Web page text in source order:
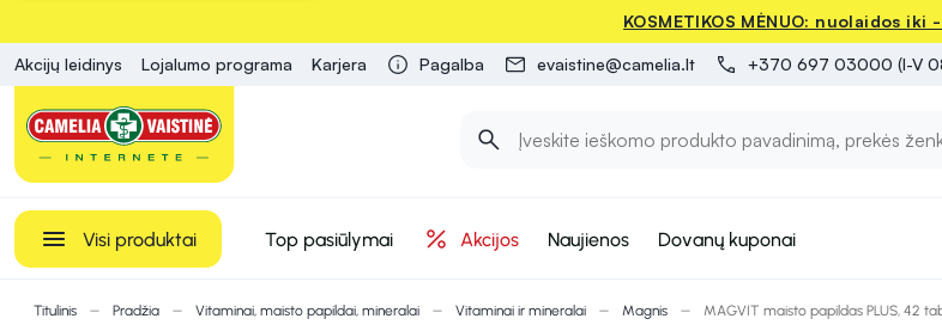
KOSMETIKOS MĖNUO: nuolaidos iki
Akcijų leidinys Lojalumo programa Karjera Pagalba evaistine@camelia.lt +370 697 03000 (I-V
Visi produktai Top pasiūlymai Akcijos Naujienos Dovanų kuponai
Titulinis Pradžia Vitaminai, maisto papildai, mineralai Vitaminai ir mineralai Magnis MAGVIT maisto papildas PLUS, 42